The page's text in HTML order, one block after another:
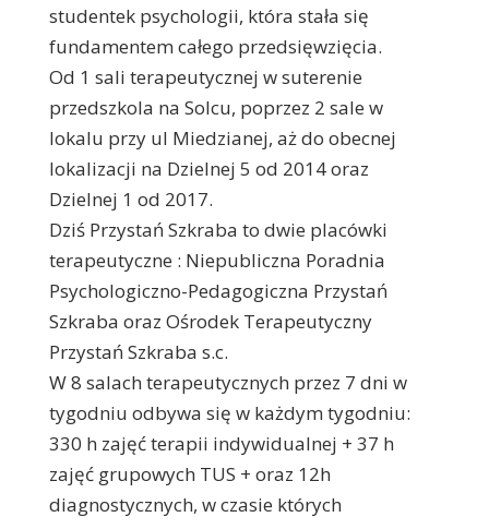
studentek psychologii, która stała się
fundamentem całego przedsięwzięcia.
Od 1 sali terapeutycznej w suterenie
przedszkola na Solcu, poprzez 2 sale w
lokalu przy ul Miedzianej, aż do obecnej
lokalizacji na Dzielnej 5 od 2014 oraz
Dzielnej 1 od 2017.
Dziś Przystań Szkraba to dwie placówki
terapeutyczne : Niepubliczna Poradnia
Psychologiczno-Pedagogiczna Przystań
Szkraba oraz Ośrodek Terapeutyczny
Przystań Szkraba s.c.
W 8 salach terapeutycznych przez 7 dni w
tygodniu odbywa się w każdym tygodniu:
330 h zajęć terapii indywidualnej + 37 h
zajęć grupowych TUS + oraz 12h
diagnostycznych, w czasie których